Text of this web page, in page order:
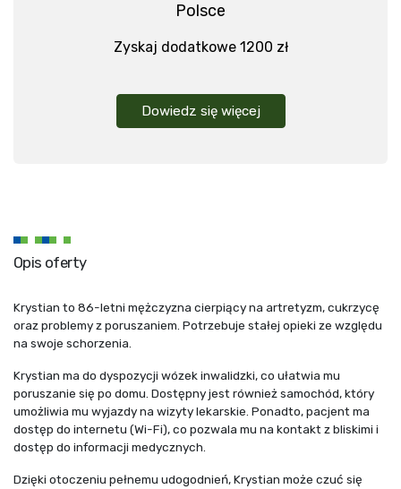
Polsce
Zyskaj dodatkowe 1200 zł
Dowiedz się więcej
Opis oferty
Krystian to 86-letni mężczyzna cierpiący na artretyzm, cukrzycę
oraz problemy z poruszaniem. Potrzebuje stałej opieki ze względu
na swoje schorzenia.
Krystian ma do dyspozycji wózek inwalidzki, co ułatwia mu
poruszanie się po domu. Dostępny jest również samochód, który
umożliwia mu wyjazdy na wizyty lekarskie. Ponadto, pacjent ma
dostęp do internetu (Wi-Fi), co pozwala mu na kontakt z bliskimi i
dostęp do informacji medycznych.
Dzięki otoczeniu pełnemu udogodnień, Krystian może czuć się